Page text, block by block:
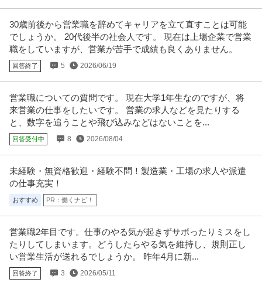
【職種】不動産＞不動産・マンション・ビル管理 【業種】サービス＞その他
提供：ビズリーチ
この条件の求人をもっと見る
30歳前後から営業職を辞めてキャリアを立て直すことは可能
でしょうか。 20代後半の社会人です。 現在は上場企業で営業
職をしていますが、営業が苦手で成績も良くありません。
回答終了 5 2026/06/19
営業職についての質問です。 現在大学1年生なのですが、将
来営業の仕事をしたいです。 営業の求人などを見たりする
と、数字を追うことや飛び込みなどはないことを...
回答受付中 8 2026/08/04
未経験・無資格歓迎・経験不問！製造業・工場の求人や派遣
の仕事充実！
おすすめ PR：働くナビ！
営業職2年目です。仕事のやる気が起きずサボったりミスをし
たりしてしまいます。どうしたらやる気を維持し、規則正し
い営業生活が送れるでしょうか。 昨年4月に新...
回答終了 3 2026/05/11